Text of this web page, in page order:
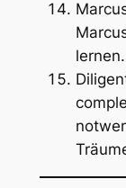
lernen.